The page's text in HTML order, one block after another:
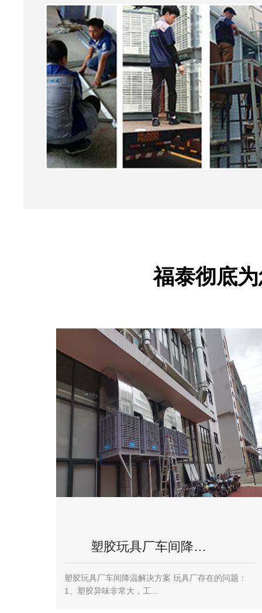
福泰彻底
塑胶玩具厂车间降…
塑胶玩具厂车间降温解决方案 玩具厂存在的问题：
1、塑胶异味非常大，工...